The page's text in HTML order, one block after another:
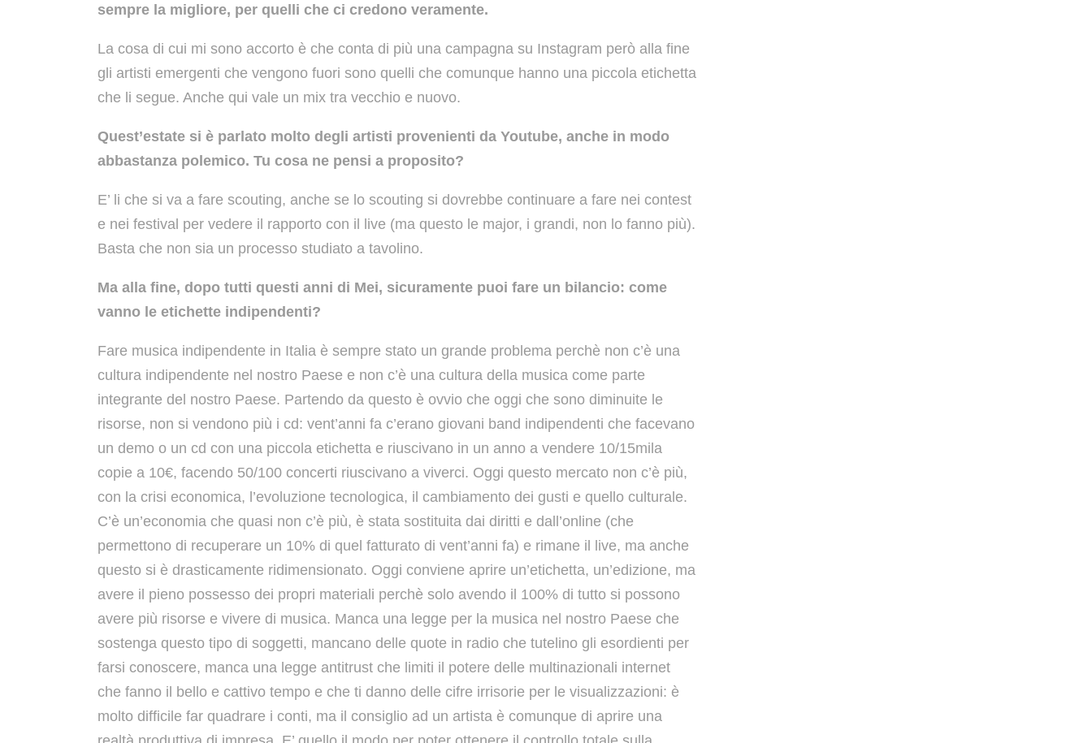
sempre la migliore, per quelli che ci credono veramente.
La cosa di cui mi sono accorto è che conta di più una campagna su Instagram però alla fine
gli artisti emergenti che vengono fuori sono quelli che comunque hanno una piccola etichetta
che li segue. Anche qui vale un mix tra vecchio e nuovo.
Quest’estate si è parlato molto degli artisti provenienti da Youtube, anche in modo
abbastanza polemico. Tu cosa ne pensi a proposito?
E’ li che si va a fare scouting, anche se lo scouting si dovrebbe continuare a fare nei contest
e nei festival per vedere il rapporto con il live (ma questo le major, i grandi, non lo fanno più).
Basta che non sia un processo studiato a tavolino.
Ma alla fine, dopo tutti questi anni di Mei, sicuramente puoi fare un bilancio: come
vanno le etichette indipendenti?
Fare musica indipendente in Italia è sempre stato un grande problema perchè non c’è una
cultura indipendente nel nostro Paese e non c’è una cultura della musica come parte
integrante del nostro Paese. Partendo da questo è ovvio che oggi che sono diminuite le
risorse, non si vendono più i cd: vent’anni fa c’erano giovani band indipendenti che facevano
un demo o un cd con una piccola etichetta e riuscivano in un anno a vendere 10/15mila
copie a 10€, facendo 50/100 concerti riuscivano a viverci. Oggi questo mercato non c’è più,
con la crisi economica, l’evoluzione tecnologica, il cambiamento dei gusti e quello culturale.
C’è un’economia che quasi non c’è più, è stata sostituita dai diritti e dall’online (che
permettono di recuperare un 10% di quel fatturato di vent’anni fa) e rimane il live, ma anche
questo si è drasticamente ridimensionato. Oggi conviene aprire un’etichetta, un’edizione, ma
avere il pieno possesso dei propri materiali perchè solo avendo il 100% di tutto si possono
avere più risorse e vivere di musica. Manca una legge per la musica nel nostro Paese che
sostenga questo tipo di soggetti, mancano delle quote in radio che tutelino gli esordienti per
farsi conoscere, manca una legge antitrust che limiti il potere delle multinazionali internet
che fanno il bello e cattivo tempo e che ti danno delle cifre irrisorie per le visualizzazioni: è
molto difficile far quadrare i conti, ma il consiglio ad un artista è comunque di aprire una